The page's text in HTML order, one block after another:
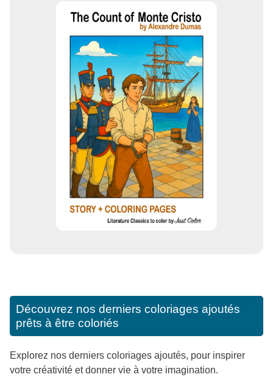
Découvrez nos derniers coloriages ajoutés
prêts à être coloriés
Explorez nos derniers coloriages ajoutés, pour inspirer
votre créativité et donner vie à votre imagination.